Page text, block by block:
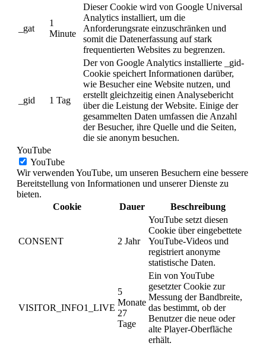
_gat
1
Minute
Dieser Cookie wird von Google Universal
Analytics installiert, um die
Anforderungsrate einzuschränken und
somit die Datenerfassung auf stark
frequentierten Websites zu begrenzen.
_gid 1 Tag
Der von Google Analytics installierte _gid-
Cookie speichert Informationen darüber,
wie Besucher eine Website nutzen, und
erstellt gleichzeitig einen Analysebericht
über die Leistung der Website. Einige der
gesammelten Daten umfassen die Anzahl
der Besucher, ihre Quelle und die Seiten,
die sie anonym besuchen.
YouTube
YouTube
Wir verwenden YouTube, um unseren Besuchern eine bessere
Bereitstellung von Informationen und unserer Dienste zu
bieten.
Cookie
Dauer Beschreibung
CONSENT 2 Jahr
YouTube setzt diesen
Cookie über eingebettete
YouTube-Videos und
registriert anonyme
statistische Daten.
VISITOR_INFO1_LIVE
5
Monate
27
Tage
Ein von YouTube
gesetzter Cookie zur
Messung der Bandbreite,
das bestimmt, ob der
Benutzer die neue oder
alte Player-Oberfläche
erhält.